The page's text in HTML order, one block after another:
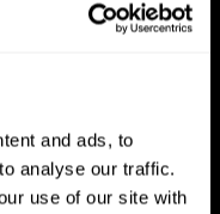
and ads, to
analyse our traffic.
use of our site with